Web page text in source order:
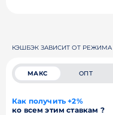
КЭШБЭК ЗАВИСИТ ОТ РЕЖИМА
МАКС ОПТ
Как получить +2%
ко всем этим ставкам ?